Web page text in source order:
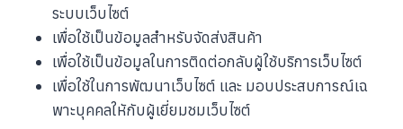
ระบบเว็บไซต์
เพื่อใช้เป็นข้อมูลสำหรับจัดส่งสินค้า
เพื่อใช้เป็นข้อมูลในการติดต่อกลับผู้ใช้บริการเว็บไซต์
เพื่อใช้ในการพัฒนาเว็บไซต์ และ มอบประสบการณ์เฉ
พาะบุคคลใหักับผู้เยี่ยมชมเว็บไซต์